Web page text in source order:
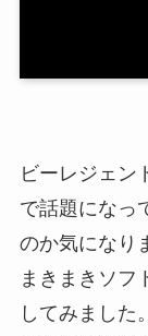
ビーレジェン
で話題になっ
のか気になり
まきまきソフ
してみました